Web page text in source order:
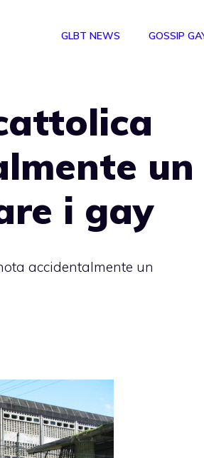
GLBT NEWS GOSSIP
un
i gay
accidentalmente un